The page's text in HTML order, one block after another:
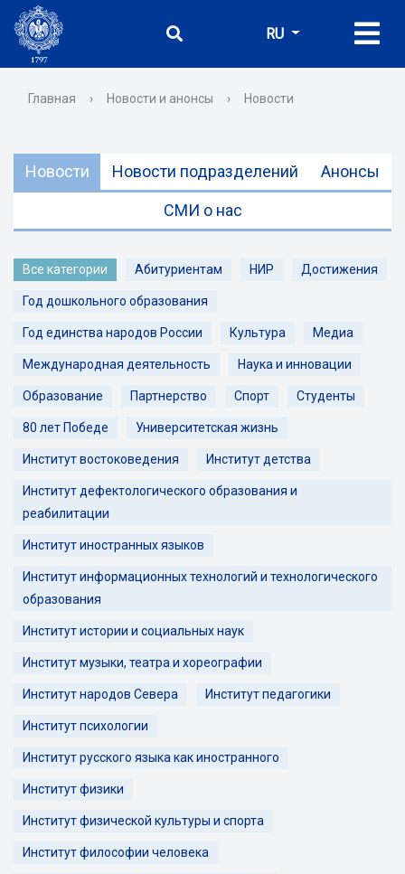
RU
Главная › Новости и анонсы › Новости
Новости Новости подразделений Анонсы
СМИ о нас
Все категории Абитуриентам НИР Достижения
Год дошкольного образования
Год единства народов России Культура Медиа
Международная деятельность Наука и инновации
Образование Партнерство Спорт Студенты
80 лет Победе Университетская жизнь
Институт востоковедения Институт детства
Институт дефектологического образования и
реабилитации
Институт иностранных языков
Институт информационных технологий и технологического
образования
Институт истории и социальных наук
Институт музыки, театра и хореографии
Институт народов Севера Институт педагогики
Институт психологии
Институт русского языка как иностранного
Институт физики
Институт физической культуры и спорта
Институт философии человека